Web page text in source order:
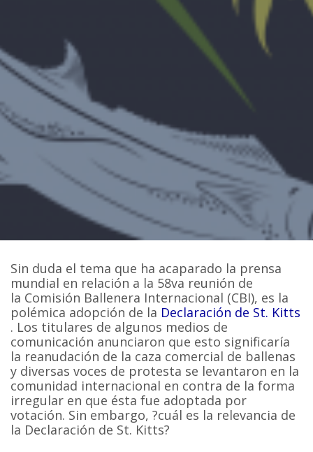
Sin duda el tema que ha acaparado la prensa
mundial en relación a la 58va reunión de
la Comisión Ballenera Internacional (CBI), es la
polémica adopción de la Declaración de St. Kitts
. Los titulares de algunos medios de
comunicación anunciaron que esto significaría
la reanudación de la caza comercial de ballenas
y diversas voces de protesta se levantaron en la
comunidad internacional en contra de la forma
irregular en que ésta fue adoptada por
votación. Sin embargo, ?cuál es la relevancia de
la Declaración de St. Kitts?